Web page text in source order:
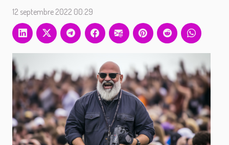
12 septembre 2022 00:29